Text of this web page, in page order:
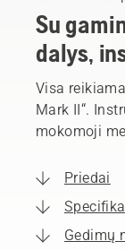
Su
dalys,
Visa
Mark II“.
mokomoji
Priedai
Gedimų